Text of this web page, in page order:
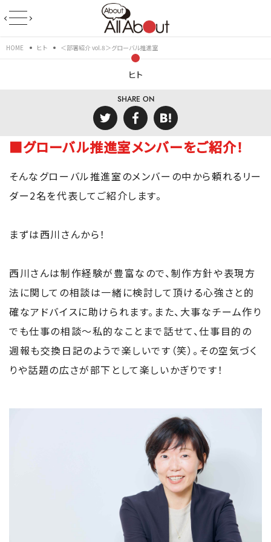
HOME ヒト ＜部署紹介 vol.8＞グローバル推進室
ヒト
SHARE ON
■グローバル推進室メンバーをご紹介！
そんなグローバル推進室のメンバーの中から頼れるリー
ダー2名を代表してご紹介します。
まずは西川さんから！
西川さんは制作経験が豊富なので、制作方針や表現方
法に関しての相談は一緒に検討して頂ける心強さと的
確なアドバイスに助けられます。また、大事なチーム作り
でも仕事の相談～私的なことまで話せて、仕事目的の
週報も交換日記のようで楽しいです（笑）。その空気づく
りや話題の広さが部下として楽しいかぎりです！